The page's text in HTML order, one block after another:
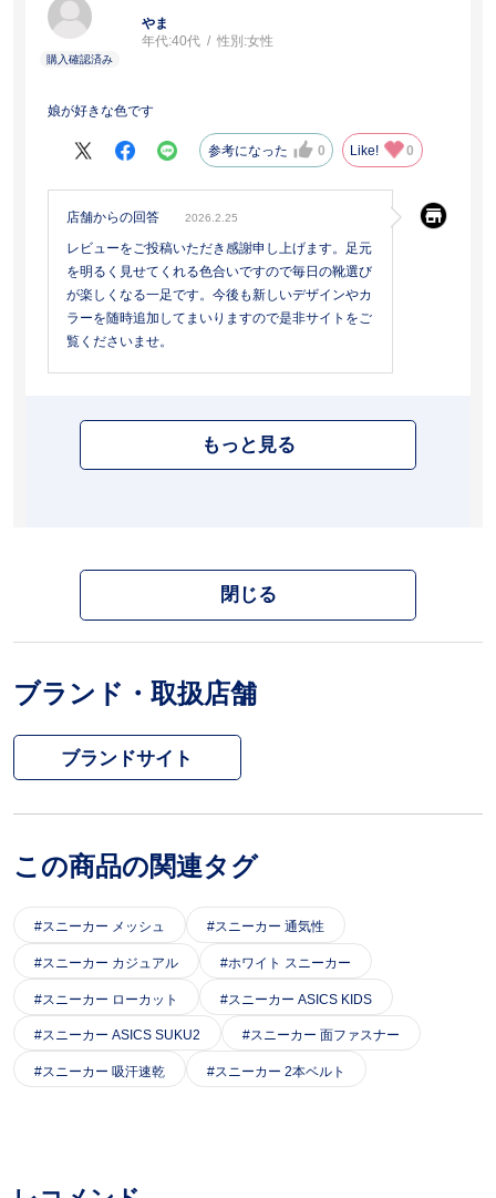
やま
年代:40代 性別:女性
娘が好きな色です
参考になった 0 Like! 0
店舗からの回答 2026.2.25
レビューをご投稿いただき感謝申し上げます。足元
を明るく見せてくれる色合いですので毎日の靴選び
が楽しくなる一足です。今後も新しいデザインやカ
ラーを随時追加してまいりますので是非サイトをご
覧くださいませ。
もっと見る
閉じる
ブランド・取扱店舗
ブランドサイト
この商品の関連タグ
スニーカー メッシュ スニーカー 通気性
スニーカー カジュアル ホワイト スニーカー
スニーカー ローカット スニーカー ASICS KIDS
スニーカー ASICS SUKU2 スニーカー 面ファスナー
スニーカー 吸汗速乾 スニーカー 2本ベルト